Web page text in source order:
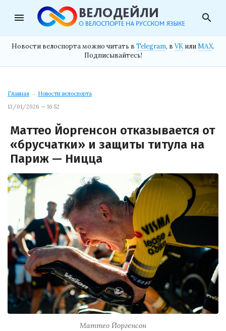
menu search
Новости велоспорта можно читать в Telegram, в VK илиMAX.
Подписывайтесь!
Главная → Новости велоспорта
13/01/2026 — 16:52
Маттео Йоргенсон отказывается от
«брусчатки» и защиты титула на
Париж — Ницца
Маттео Йоргенсон